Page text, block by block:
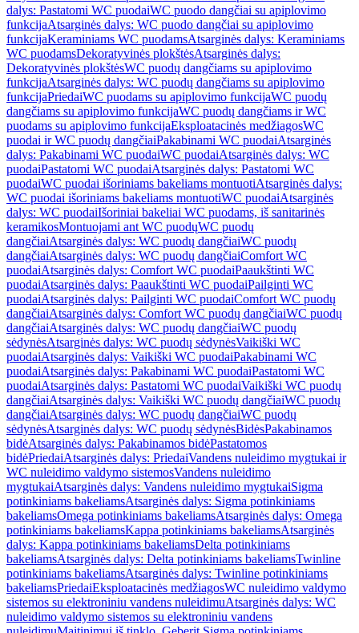
dalys: Pastatomi WC puodaiWC puodo dangčiai su apiplovimo
funkcijaAtsarginės dalys: WC puodo dangčiai su apiplovimo
funkcijaKeraminiams WC puodamsAtsarginės dalys: Keraminiams
WC puodamsDekoratyvinės plokštėsAtsarginės dalys:
Dekoratyvinės plokštėsWC puodų dangčiams su apiplovimo
funkcijaAtsarginės dalys: WC puodų dangčiams su apiplovimo
funkcijaPriedaiWC puodams su apiplovimo funkcijaWC puodų
dangčiams su apiplovimo funkcijaWC puodų dangčiams ir WC
puodams su apiplovimo funkcijaEksploatacinės medžiagosWC
puodai ir WC puodų dangčiaiPakabinami WC puodaiAtsarginės
dalys: Pakabinami WC puodaiWC puodaiAtsarginės dalys: WC
puodaiPastatomi WC puodaiAtsarginės dalys: Pastatomi WC
puodaiWC puodai išoriniams bakeliams montuotiAtsarginės dalys:
WC puodai išoriniams bakeliams montuotiWC puodaiAtsarginės
dalys: WC puodaiIšoriniai bakeliai WC puodams, iš sanitarinės
keramikosMontuojami ant WC puodųWC puodų
dangčiaiAtsarginės dalys: WC puodų dangčiaiWC puodų
dangčiaiAtsarginės dalys: WC puodų dangčiaiComfort WC
puodaiAtsarginės dalys: Comfort WC puodaiPaaukštinti WC
puodaiAtsarginės dalys: Paaukštinti WC puodaiPailginti WC
puodaiAtsarginės dalys: Pailginti WC puodaiComfort WC puodų
dangčiaiAtsarginės dalys: Comfort WC puodų dangčiaiWC puodų
dangčiaiAtsarginės dalys: WC puodų dangčiaiWC puodų
sėdynėsAtsarginės dalys: WC puodų sėdynėsVaikiški WC
puodaiAtsarginės dalys: Vaikiški WC puodaiPakabinami WC
puodaiAtsarginės dalys: Pakabinami WC puodaiPastatomi WC
puodaiAtsarginės dalys: Pastatomi WC puodaiVaikiški WC puodų
dangčiaiAtsarginės dalys: Vaikiški WC puodų dangčiaiWC puodų
dangčiaiAtsarginės dalys: WC puodų dangčiaiWC puodų
sėdynėsAtsarginės dalys: WC puodų sėdynėsBidėsPakabinamos
bidėAtsarginės dalys: Pakabinamos bidėPastatomos
bidėPriedaiAtsarginės dalys: PriedaiVandens nuleidimo mygtukai ir
WC nuleidimo valdymo sistemosVandens nuleidimo
mygtukaiAtsarginės dalys: Vandens nuleidimo mygtukaiSigma
potinkiniams bakeliamsAtsarginės dalys: Sigma potinkiniams
bakeliamsOmega potinkiniams bakeliamsAtsarginės dalys: Omega
potinkiniams bakeliamsKappa potinkiniams bakeliamsAtsarginės
dalys: Kappa potinkiniams bakeliamsDelta potinkiniams
bakeliamsAtsarginės dalys: Delta potinkiniams bakeliamsTwinline
potinkiniams bakeliamsAtsarginės dalys: Twinline potinkiniams
bakeliamsPriedaiEksploatacinės medžiagosWC nuleidimo valdymo
sistemos su elektroniniu vandens nuleidimuAtsarginės dalys: WC
nuleidimo valdymo sistemos su elektroniniu vandens